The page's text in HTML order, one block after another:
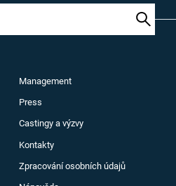
Management
Press
Castingy a výzvy
Kontakty
Zpracování osobních údajů